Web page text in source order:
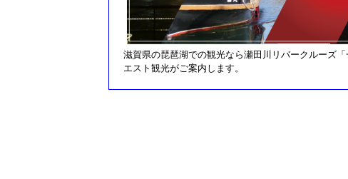
滋賀県の琵琶湖での観光なら瀬田川リバークルーズ
エスト観光がご案内します。